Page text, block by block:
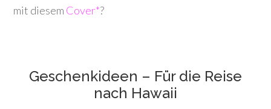
mit diesem Cover*?
Geschenkideen – Für die Reise
nach Hawaii